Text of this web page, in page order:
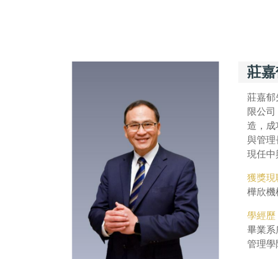
莊
莊嘉
限公
造，
與管
現任中
獲獎現
樺欣
學經歷
畢業系
管理